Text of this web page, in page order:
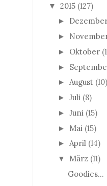
▼ 2015 (127)
►
►
► Oktober
►
► August (10)
► Juli (8)
► Juni (15)
► Mai (15)
► April (14)
▼ März (11)
Goodies...